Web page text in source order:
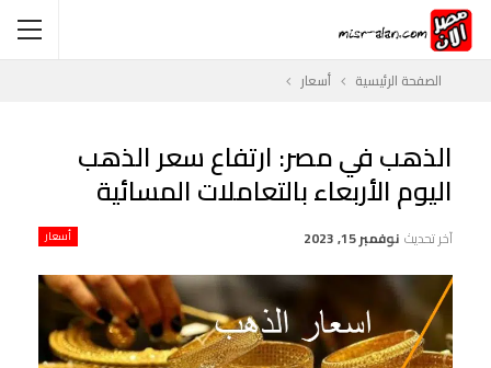
الصفحة الرئيسية أسعار
الذهب في مصر: ارتفاع سعر الذهب
اليوم الأربعاء بالتعاملات المسائية
أسعار آخر تحديث نوفمبر 15, 2023